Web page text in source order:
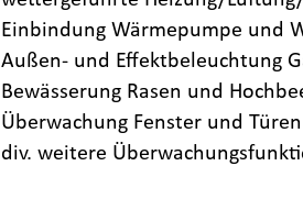
Einbindung Wärmepumpe und
Außen- und Effektbeleuchtung
Bewässerung Rasen und
Überwachung Fenster und Türen
div. weitere